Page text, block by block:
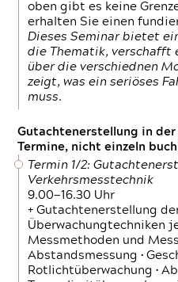
oben gibt es keine
erhalten Sie einen
Dieses Seminar bietet
die Thematik, verschafft
über die verschiednen
zeigt, was ein seriöses
muss.
Gutachtenerstellung in
Termine, nicht einzeln
Termin 1/2:
Verkehrsmesstechnik
9.00—16.30 Uhr
+ Gutachtenerstellung
Überwachungtechniken
Messmethoden und
Abstandsmessung •
Rotlichtüberwachung •